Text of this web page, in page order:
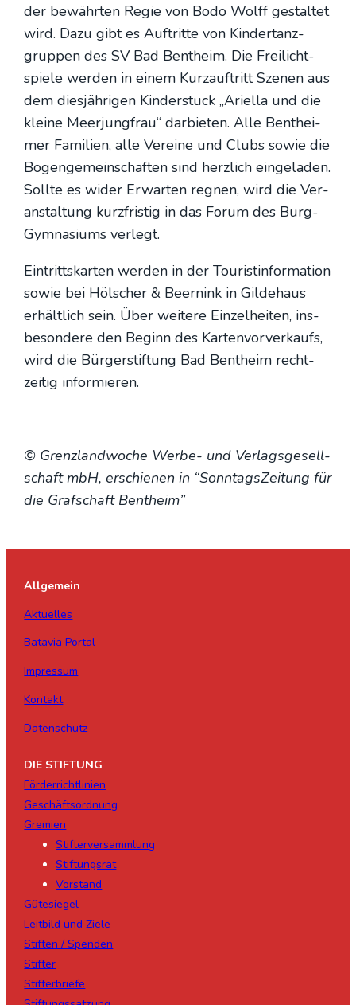
der bewähr­ten Regie von Bodo Wolff gestal­tet
wird. Dazu gibt es Auf­trit­te von Kin­der­tanz­
grup­pen des SV Bad Bent­heim. Die Frei­licht­
spie­le wer­den in einem Kurz­auf­tritt Sze­nen aus
dem dies­jäh­ri­gen Kin­der­stuck „Ari­el­la und die
klei­ne Meer­jung­frau“ dar­bie­ten. Alle Bent­hei­
mer Fami­li­en, alle Ver­ei­ne und Clubs sowie die
Bogen­ge­mein­schaf­ten sind herz­lich ein­ge­la­den.
Soll­te es wider Erwar­ten reg­nen, wird die Ver­
an­stal­tung kurz­fris­tig in das Forum des Burg-
Gym­na­si­ums ver­legt.
Ein­tritts­kar­ten wer­den in der Tou­rist­infor­ma­ti­on
sowie bei Höl­scher & Beern­ink in Gil­de­haus
erhält­lich sein. Über wei­te­re Ein­zel­hei­ten, ins­
be­son­de­re den Beginn des Kar­ten­vor­ver­kaufs,
wird die Bür­ger­stif­tung Bad Bent­heim recht­
zei­tig infor­mie­ren.
© Grenz­land­wo­che Wer­be- und Ver­lags­ge­sell­
schaft mbH, erschie­nen in “Sonn­tags­Zei­tung für
die Graf­schaft Bent­heim”
Allgemein
Aktuelles
Batavia Portal
Impressum
Kontakt
Datenschutz
DIE STIFTUNG
Förderrichtlinien
Geschäftsordnung
Gremien
Stifterversammlung
Stiftungsrat
Vorstand
Gütesiegel
Leitbild und Ziele
Stiften / Spenden
Stifter
Stifterbriefe